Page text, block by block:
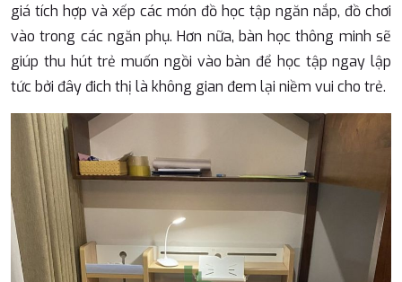
giá tích hợp và xếp các món đồ học tập ngăn nắp, đồ chơi
vào trong các ngăn phụ. Hơn nữa, bàn học thông minh sẽ
giúp thu hút trẻ muốn ngồi vào bàn để học tập ngay lập
tức bởi đây đich thị là không gian đem lại niềm vui cho trẻ.